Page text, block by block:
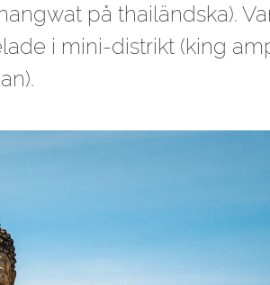
på thailändska).
i mini-distrikt (king